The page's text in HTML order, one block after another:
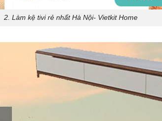
2. Làm kệ tivi rẻ nhất Hà Nội- Vietkit Home